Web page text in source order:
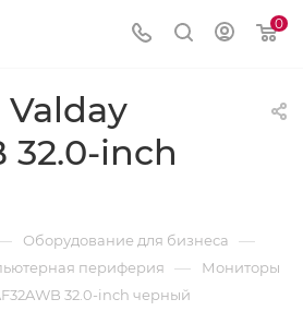
0
32.0-inch
Оборудование для бизнеса —
периферия — Мониторы
32.0-inch черный